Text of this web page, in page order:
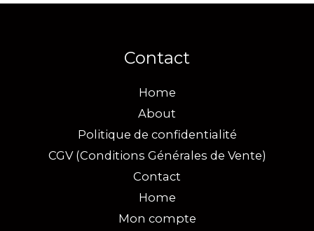
Contact
Home
About
Politique de confidentialité
CGV (Conditions Générales de Vente)
Contact
Home
Mon compte